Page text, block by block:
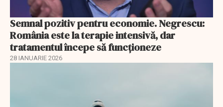
Semnal pozitiv pentru economie. Negrescu:
România este la terapie intensivă, dar
tratamentul începe să funcționeze
28 IANUARIE 2026